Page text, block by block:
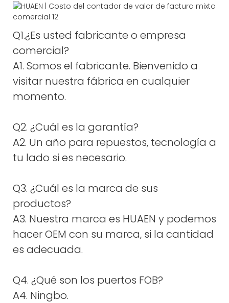
Q1.¿Es usted fabricante o empresa
comercial?
A1. Somos el fabricante. Bienvenido a
visitar nuestra fábrica en cualquier
momento.
Q2. ¿Cuál es la garantía?
A2. Un año para repuestos, tecnología a
tu lado si es necesario.
Q3. ¿Cuál es la marca de sus
productos?
A3. Nuestra marca es HUAEN y podemos
hacer OEM con su marca, si la cantidad
es adecuada.
Q4. ¿Qué son los puertos FOB?
A4. Ningbo.